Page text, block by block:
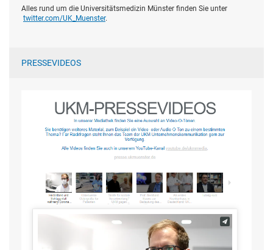
Alles rund um die Universitätsmedizin Münster finden Sie unter
twitter.com/UK_Muenster.
PRESSEVIDEOS